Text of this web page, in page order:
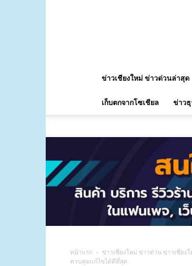
ข่าวเชียงใหม่ ข่าวด่วนล่าสุด
เก็บตกจากโซเชียล ข่าวธุ
หน้าแรก ข่าวเชียงใหม่ ข่าวด่วน ข่าวเชียง
ควบคุมแก้ไขได้ดีที่สุด